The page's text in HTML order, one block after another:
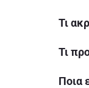
Τι
Τι
Ποια